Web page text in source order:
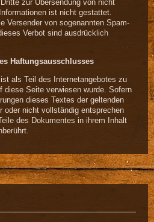
zur Übersendung von nicht
ist nicht gestattet.
Versender von sogenannten Spam-
Verbot sind ausdrücklich
Haftungsausschlusses
als Teil des Internetangebotes zu
diese Seite verwiesen wurde. Sofern
dieses Textes der geltenden
oder nicht vollständig entsprechen
des Dokumentes in ihrem Inhalt